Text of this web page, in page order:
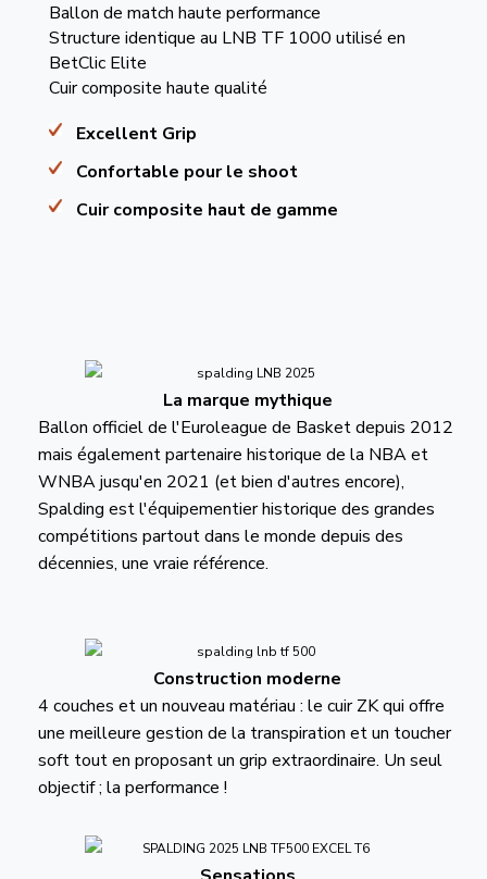
Ballon de match haute performance
Structure identique au LNB TF 1000 utilisé en
BetClic Elite
Cuir composite haute qualité
Excellent Grip
Confortable pour le shoot
Cuir composite haut de gamme
La marque mythique
Ballon officiel de l'Euroleague de Basket depuis 2012
mais également partenaire historique de la NBA et
WNBA jusqu'en 2021 (et bien d'autres encore),
Spalding est l'équipementier historique des grandes
compétitions partout dans le monde depuis des
décennies, une vraie référence.
Construction moderne
4 couches et un nouveau matériau : le cuir ZK qui offre
une meilleure gestion de la transpiration et un toucher
soft tout en proposant un grip extraordinaire. Un seul
objectif ; la performance !